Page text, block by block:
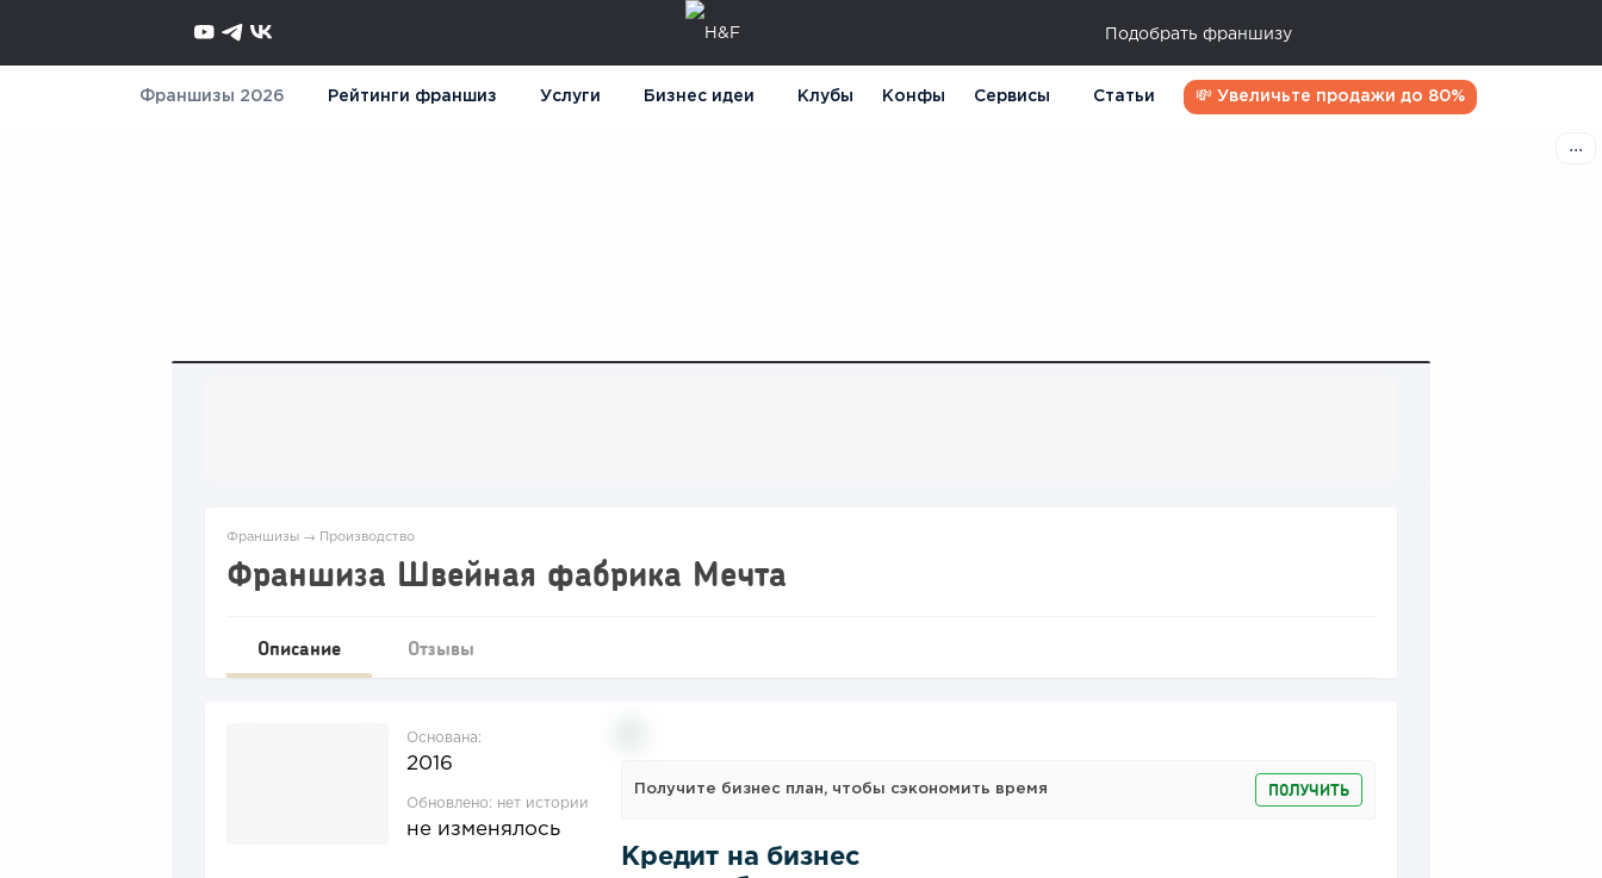
Подобрать франшизу
Франшизы 2026 Рейтинги франшиз Услуги Бизнес идеи Клубы Конфы Сервисы Статьи 💸 Увеличьте продажи до 80%
Франшизы → Производство
Франшиза Швейная фабрика Мечта
Описание Отзывы
Основана:
2016
Обновлено: нет истории
не изменялось
Получите бизнес план, чтобы сэкономить время ПОЛУЧИТЬ
Кредит на бизнес